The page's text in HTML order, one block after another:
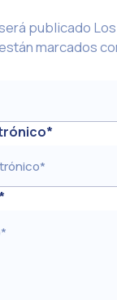
publicado
marcados
*
*